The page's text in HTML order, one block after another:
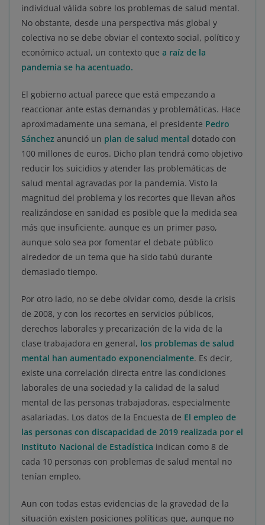
individual válida sobre los problemas de salud mental.
No obstante, desde una perspectiva más global y
colectiva no se debe obviar el contexto social, político y
económico actual, un contexto que a raíz de la
pandemia se ha acentuado.
El gobierno actual parece que está empezando a
reaccionar ante estas demandas y problemáticas. Hace
aproximadamente una semana, el presidente Pedro
Sánchez anunció un plan de salud mental dotado con
100 millones de euros. Dicho plan tendrá como objetivo
reducir los suicidios y atender las problemáticas de
salud mental agravadas por la pandemia. Visto la
magnitud del problema y los recortes que llevan años
realizándose en sanidad es posible que la medida sea
más que insuficiente, aunque es un primer paso,
aunque solo sea por fomentar el debate público
alrededor de un tema que ha sido tabú durante
demasiado tiempo.
Por otro lado, no se debe olvidar como, desde la crisis
de 2008, y con los recortes en servicios públicos,
derechos laborales y precarización de la vida de la
clase trabajadora en general, los problemas de salud
mental han aumentado exponencialmente. Es decir,
existe una correlación directa entre las condiciones
laborales de una sociedad y la calidad de la salud
mental de las personas trabajadoras, especialmente
asalariadas. Los datos de la Encuesta de El empleo de
las personas con discapacidad de 2019 realizada por el
Instituto Nacional de Estadística indican como 8 de
cada 10 personas con problemas de salud mental no
tenían empleo.
Aun con todas estas evidencias de la gravedad de la
situación existen posiciones políticas que, aunque no